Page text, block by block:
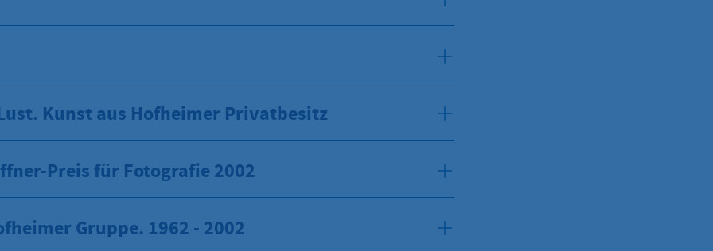
Kunst aus Hofheimer Privatbesitz
Preis für Fotografie 2002
Gruppe. 1962 - 2002